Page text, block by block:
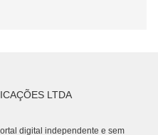
LTDA
digital independente e sem